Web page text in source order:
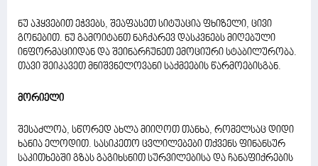
ნუ აჰყვებით ეჭვებს, შეაფასეთ სიტუაცია ფხიზელი, ცივი
გონებით. ნუ გამოიტანთ ნაჩქარევ დასკვნებს მიღებული
ინფორმაციიდან და შეინარჩუნეთ ემოციური სტაბილურობა.
თავი შეიკავეთ მნიშვნელოვანი საქმეების წარმოებისგან.
მორიელი
შესაძლოა, სწორედ ახლა მიიღოთ თანხა, რომელსაც დიდი
ხანია ელოდით. სასიკეთო ცვლილებები თქვენს ფინანსურ
საკითხებში გზას გაგიხსნით სურვილებისა და ჩანაფიქრების